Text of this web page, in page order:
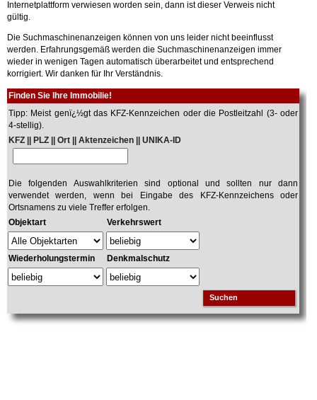
Internetplattform verwiesen worden sein, dann ist dieser Verweis nicht
gültig.
Die Suchmaschinenanzeigen können von uns leider nicht beeinflusst
werden. Erfahrungsgemäß werden die Suchmaschinenanzeigen immer
wieder in wenigen Tagen automatisch überarbeitet und entsprechend
korrigiert. Wir danken für Ihr Verständnis.
Finden Sie Ihre Immobilie!
Tipp: Meist genï¿½gt das KFZ-Kennzeichen oder die Postleitzahl (3- oder
4-stellig).
KFZ || PLZ || Ort || Aktenzeichen || UNIKA-ID
Die folgenden Auswahlkriterien sind optional und sollten nur dann
verwendet werden, wenn bei Eingabe des KFZ-Kennzeichens oder
Ortsnamens zu viele Treffer erfolgen.
Objektart
Verkehrswert
Wiederholungstermin Denkmalschutz
Suchen